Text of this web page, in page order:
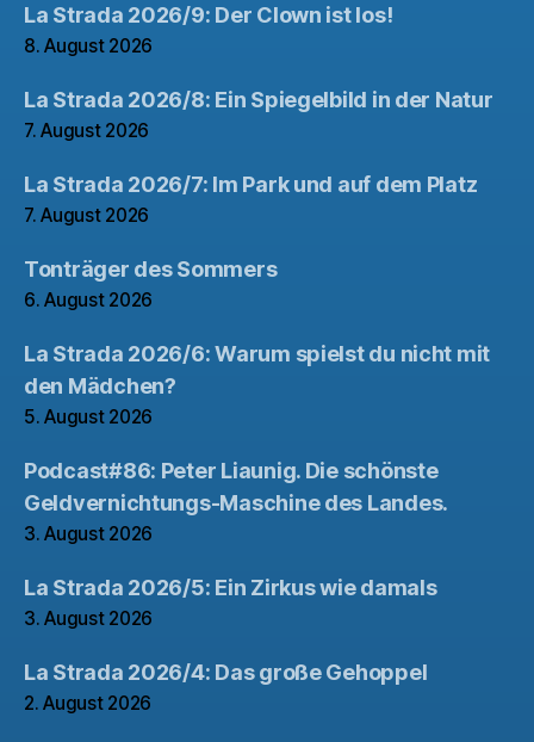
La Strada 2026/9: Der Clown ist los!
8. August 2026
La Strada 2026/8: Ein Spiegelbild in der Natur
7. August 2026
La Strada 2026/7: Im Park und auf dem Platz
7. August 2026
Tonträger des Sommers
6. August 2026
La Strada 2026/6: Warum spielst du nicht mit
den Mädchen?
5. August 2026
Podcast#86: Peter Liaunig. Die schönste
Geldvernichtungs-Maschine des Landes.
3. August 2026
La Strada 2026/5: Ein Zirkus wie damals
3. August 2026
La Strada 2026/4: Das große Gehoppel
2. August 2026